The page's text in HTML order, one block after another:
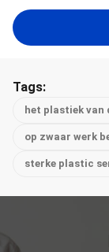
Tags:
het plastiek van
op zwaar werk
sterke plastic